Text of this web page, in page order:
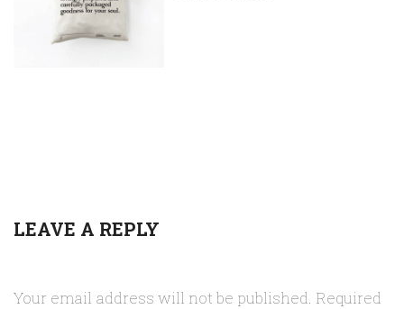
LEAVE A REPLY
Your email address will not be published. Required